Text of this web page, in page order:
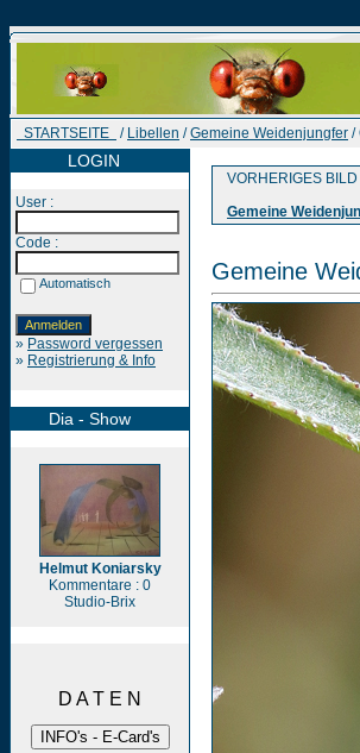
STARTSEITE / Libellen /Gemeine Weidenjungfer /
LOGIN
User :
Code :
Automatisch
» Password vergessen
» Registrierung & Info
Dia - Show
Helmut Koniarsky
Kommentare : 0
Studio-Brix
D A T E N
VORHERIGES BILD
Gemeine
Gemeine